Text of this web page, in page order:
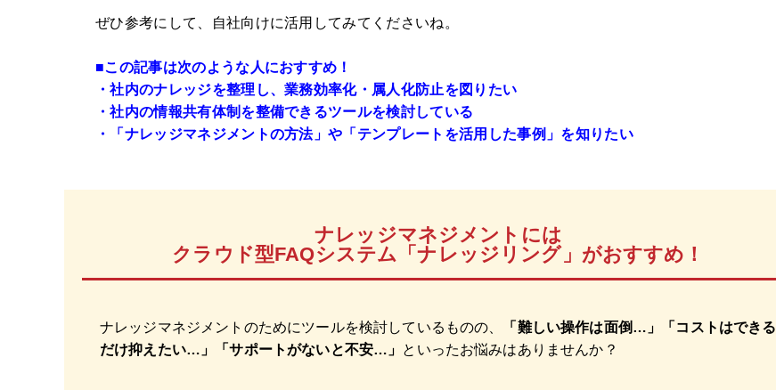
ぜひ参考にして、自社向けに活用してみてくださいね。
■この記事は次のような人におすすめ！
・社内のナレッジを整理し、業務効率化・属人化防止を図りたい
・社内の情報共有体制を整備できるツールを検討している
・「ナレッジマネジメントの方法」や「テンプレートを活用した事例」を知りたい
ナレッジマネジメントには
クラウド型FAQシステム「ナレッジリング」がおすすめ！
ナレッジマネジメントのためにツールを検討しているものの、
「難しい操作は面倒…」「コストはできる
だけ抑えたい…」「サポートがないと不安…」 といったお悩みはありませんか？